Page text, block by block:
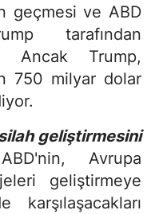
geçmesi ve ABD
tarafından
Ancak Trump,
750 milyar dolar
geliştirmesini
ABD'nin, Avrupa
geliştirmeye